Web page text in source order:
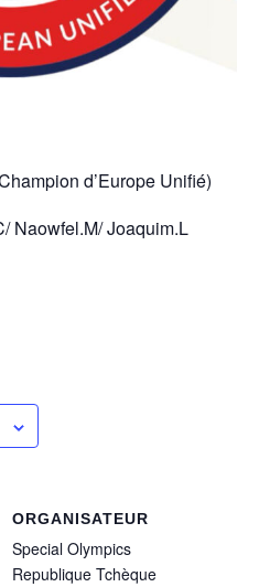
d’Europe Unifié)
Naowfel.M/ Joaquim.L
ORGANISATEUR
Special Olympics
Republique Tchèque